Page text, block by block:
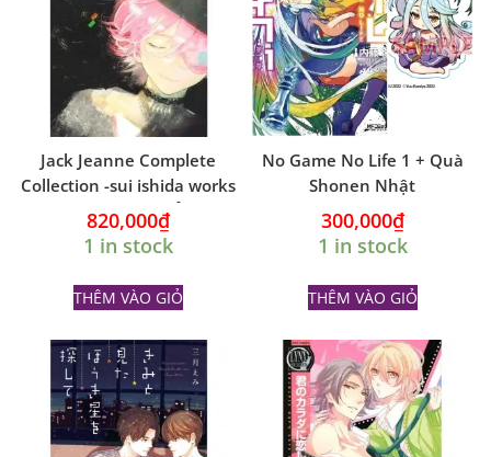
Jack Jeanne Complete
Collection -sui ishida works
ARTBOOK NHẬT
820,000₫
1 in stock
THÊM VÀO GIỎ
No Game No Life 1 + Quà
Shonen Nhật
300,000₫
1 in stock
THÊM VÀO GIỎ